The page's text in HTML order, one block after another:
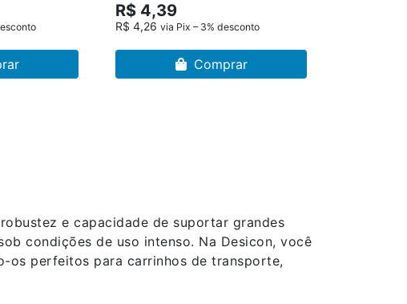
R$ 4,39
R$ 4,26 via Pix – 3% desconto
Comprar
e capacidade de suportar grandes
condições de uso intenso. Na Desicon, você
os perfeitos para carrinhos de transporte,